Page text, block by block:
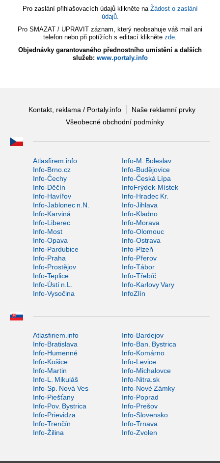
Pro zaslání přihlašovacích údajů klikněte na Žádost o zaslání
údajů.
Pro SMAZAT / UPRAVIT záznam, který neobsahuje váš mail ani
telefon nebo při potížích s editací klikněte zde.
Objednávky garantovaného přednostního umístění a dalších
služeb: www.portaly.info
Kontakt, reklama / Portaly.info
Naše reklamní prvky
Všeobecné obchodní podmínky
Atlasfirem.info
Info-M. Boleslav
Info-Brno.cz
Info-Budějovice
Info-Čechy
Info-Česká Lípa
Info-Děčín
InfoFrýdek-Místek
Info-Havířov
Info-Hradec Kr.
Info-Jablonec n.N.
Info-Jihlava
Info-Karviná
Info-Kladno
Info-Liberec
Info-Morava
Info-Most
Info-Olomouc
Info-Opava
Info-Ostrava
Info-Pardubice
Info-Plzeň
Info-Praha
Info-Přerov
Info-Prostějov
Info-Tábor
Info-Teplice
Info-Třebíč
Info-Ústí n.L.
Info-Karlovy Vary
Info-Vysočina
InfoZlín
Atlasfiriem.info
Info-Bardejov
Info-Bratislava
Info-Ban. Bystrica
Info-Humenné
Info-Komárno
Info-Košice
Info-Levice
Info-Martin
Info-Michalovce
Info-L. Mikuláš
Info-Nitra.sk
Info-Sp. Nová Ves
Info-Nové Zámky
Info-Piešťany
Info-Poprad
Info-Pov. Bystrica
Info-Prešov
Info-Prievidza
Info-Slovensko
Info-Trenčín
Info-Trnava
Info-Žilina
Info-Zvolen